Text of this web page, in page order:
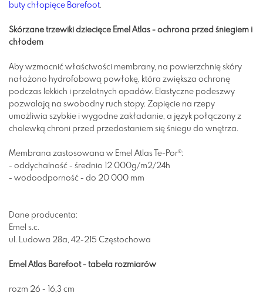
buty chłopięce Barefoot.
Skórzane trzewiki dziecięce Emel Atlas - ochrona przed śniegiem i
chłodem
Aby wzmocnić właściwości membrany, na powierzchnię skóry
nałożono hydrofobową powłokę, która zwiększa ochronę
podczas lekkich i przelotnych opadów. Elastyczne podeszwy
pozwalają na swobodny ruch stopy. Zapięcie na rzepy
umożliwia szybkie i wygodne zakładanie, a język połączony z
cholewką chroni przed przedostaniem się śniegu do wnętrza.
Membrana zastosowana w Emel Atlas Te-Por®:
- oddychalność - średnio 12 000g/m2/24h
- wodoodporność - do 20 000 mm
Dane producenta:
Emel s.c.
ul. Ludowa 28a, 42-215 Częstochowa
Emel Atlas Barefoot - tabela rozmiarów
rozm 26 - 16,3 cm